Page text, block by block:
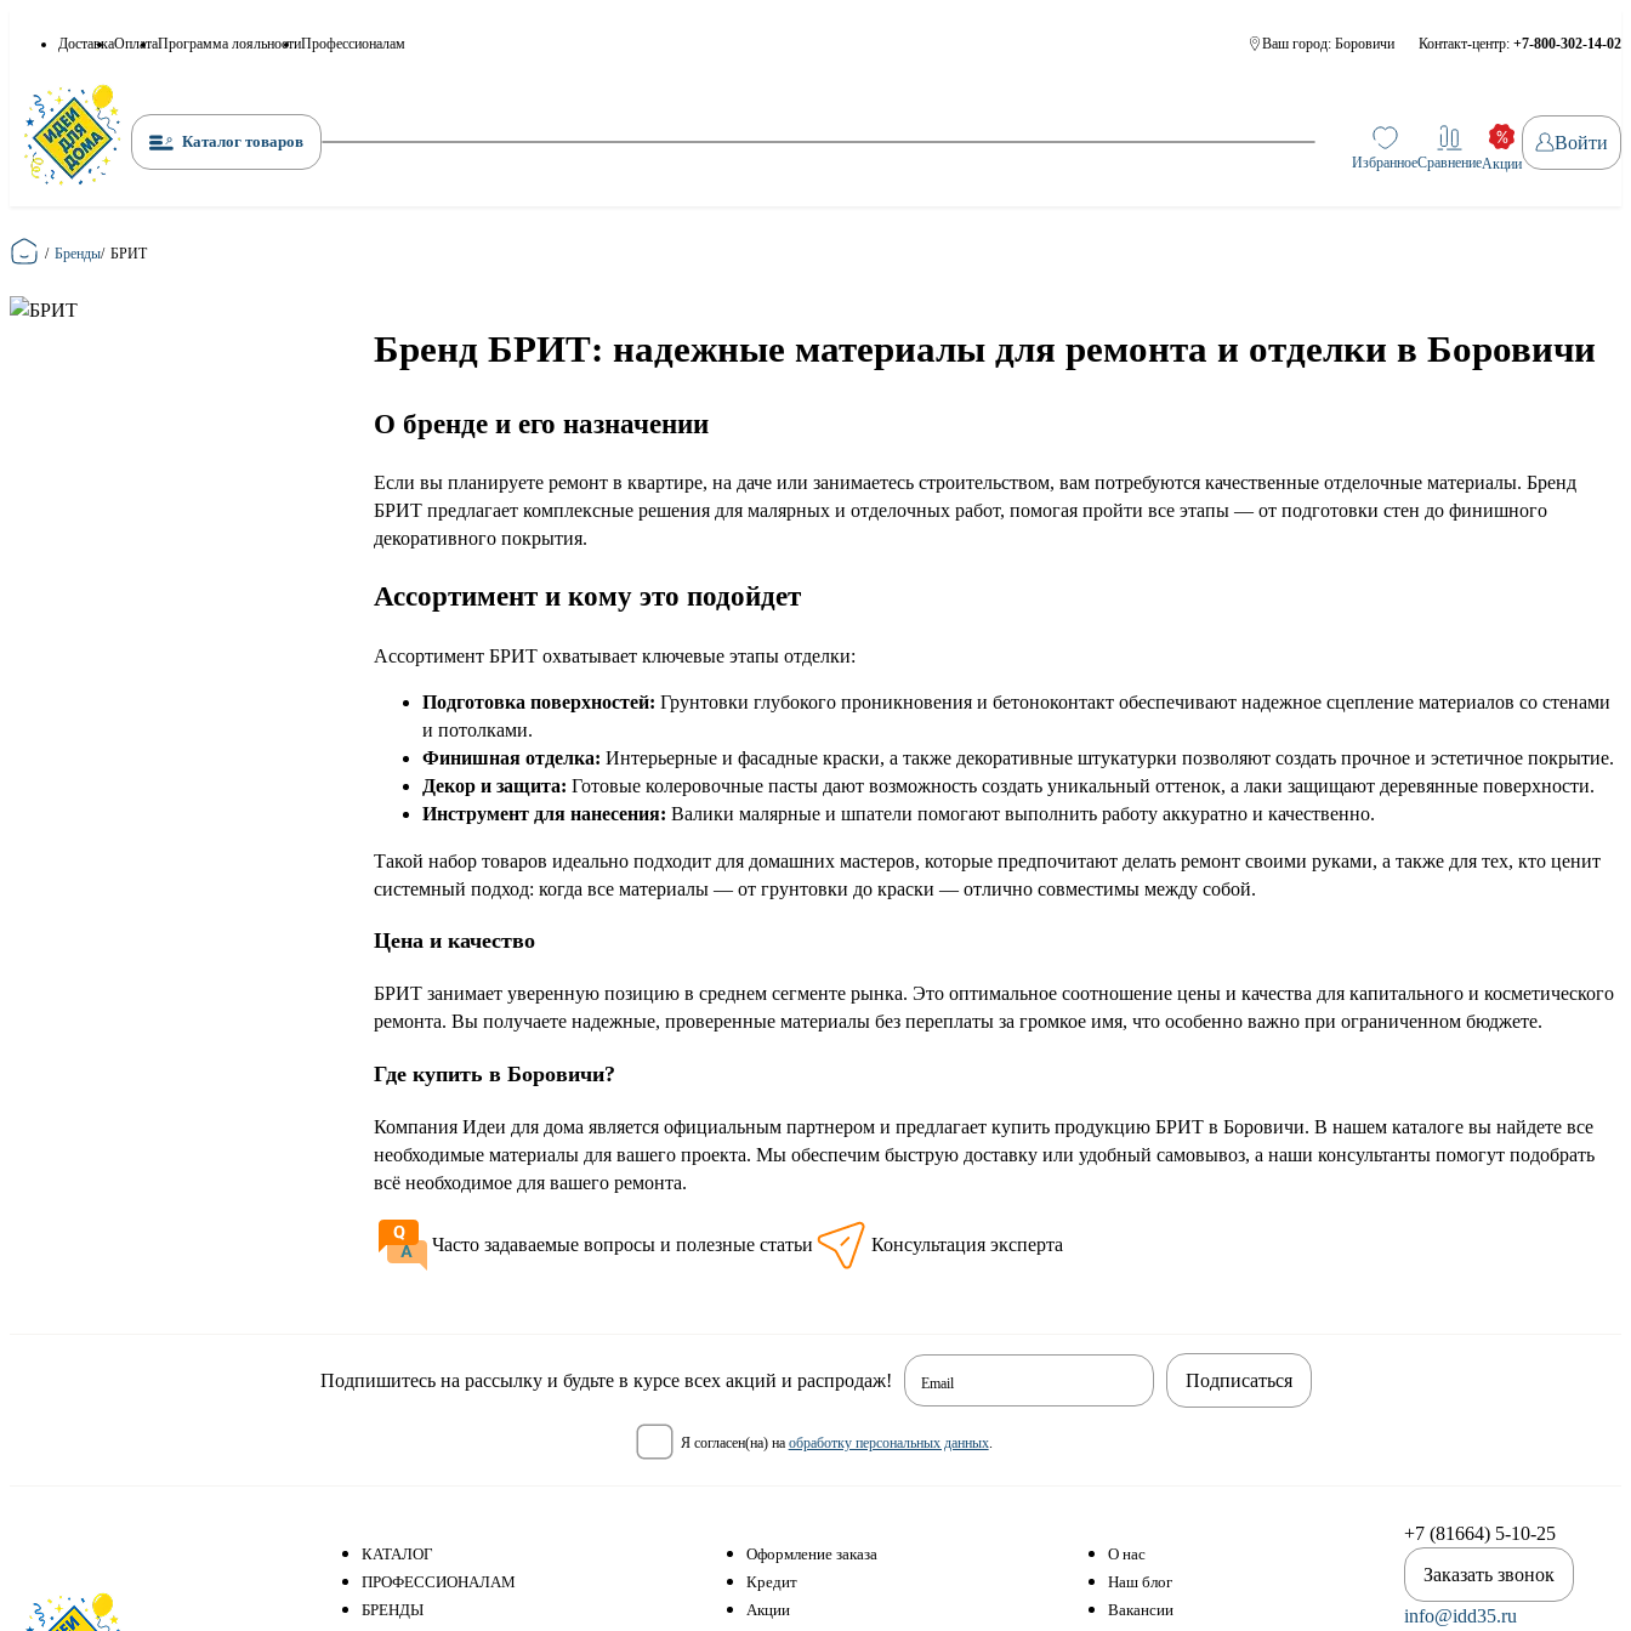
ДоставкаОплатаПрограмма лояльностиПрофессионалам Ваш город: Боровичи Контакт-центр: +7-800-302-14-02
Каталог товаров
ИзбранноеСравнениеАкции
Войти
Главная
/ Бренды/ БРИТ
Бренд БРИТ: надежные материалы для ремонта и отделки в Боровичи
О бренде и его назначении
Если вы планируете ремонт в квартире, на даче или занимаетесь строительством, вам потребуются качественные отделочные материалы. Бренд
БРИТ предлагает комплексные решения для малярных и отделочных работ, помогая пройти все этапы — от подготовки стен до финишного
декоративного покрытия.
Ассортимент и кому это подойдет
Ассортимент БРИТ охватывает ключевые этапы отделки:
Подготовка поверхностей: Грунтовки глубокого проникновения и бетоноконтакт обеспечивают надежное сцепление материалов со стенами
и потолками.
Финишная отделка: Интерьерные и фасадные краски, а также декоративные штукатурки позволяют создать прочное и эстетичное покрытие.
Декор и защита: Готовые колеровочные пасты дают возможность создать уникальный оттенок, а лаки защищают деревянные поверхности.
Инструмент для нанесения: Валики малярные и шпатели помогают выполнить работу аккуратно и качественно.
Такой набор товаров идеально подходит для домашних мастеров, которые предпочитают делать ремонт своими руками, а также для тех, кто ценит
системный подход: когда все материалы — от грунтовки до краски — отлично совместимы между собой.
Цена и качество
БРИТ занимает уверенную позицию в среднем сегменте рынка. Это оптимальное соотношение цены и качества для капитального и косметического
ремонта. Вы получаете надежные, проверенные материалы без переплаты за громкое имя, что особенно важно при ограниченном бюджете.
Где купить в Боровичи?
Компания Идеи для дома является официальным партнером и предлагает купить продукцию БРИТ в Боровичи. В нашем каталоге вы найдете все
необходимые материалы для вашего проекта. Мы обеспечим быструю доставку или удобный самовывоз, а наши консультанты помогут подобрать
всё необходимое для вашего ремонта.
Часто задаваемые вопросы и полезные статьи Консультация эксперта
Подпишитесь на рассылку и будьте в курсе всех акций и распродаж! Email
я согласен(на) на обработку персональных данных.
Подписаться
КАТАЛОГ
ПРОФЕССИОНАЛАМ
БРЕНДЫ
Оформление заказа
Кредит
Акции
О нас
Наш блог
Вакансии
+7 (81664) 5-10-25
Заказать звонок
info@idd35.ru